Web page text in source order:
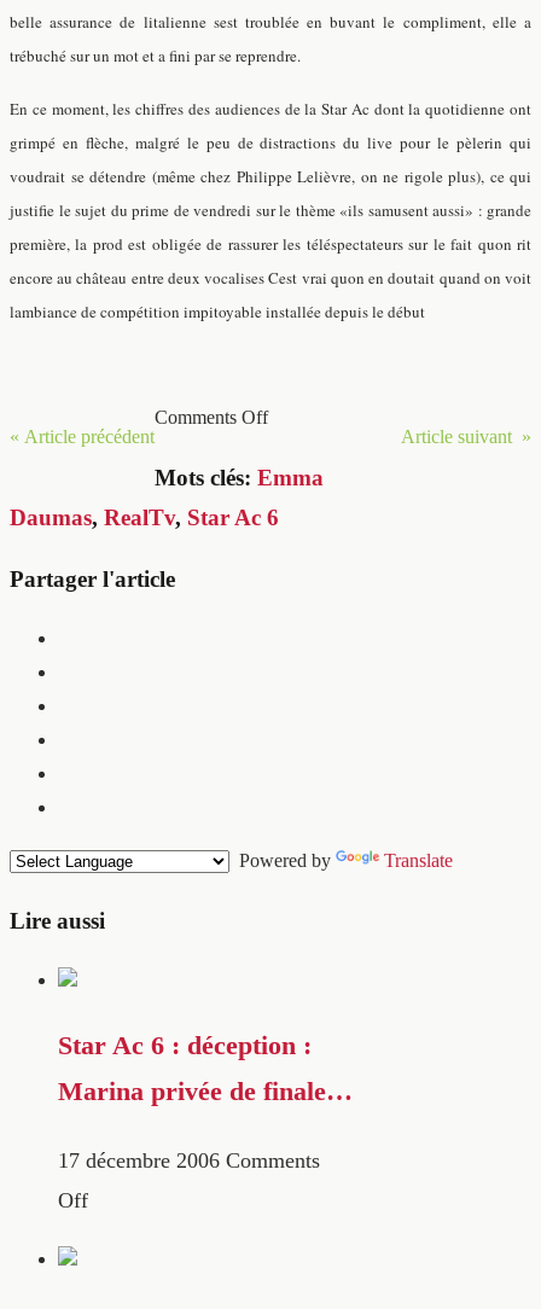
belle assurance de litalienne sest troublée en buvant le compliment, elle a
trébuché sur un mot et a fini par se reprendre.
En ce moment, les chiffres des audiences de la Star Ac dont la quotidienne ont
grimpé en flèche, malgré le peu de distractions du live pour le pèlerin qui
voudrait se détendre (même chez Philippe Lelièvre, on ne rigole plus), ce qui
justifie le sujet du prime de vendredi sur le thème «ils samusent aussi» : grande
première, la prod est obligée de rassurer les téléspectateurs sur le fait quon rit
encore au château entre deux vocalises Cest vrai quon en doutait quand on voit
lambiance de compétition impitoyable installée depuis le début
« Article précédent Article suivant »
Comments Off
Mots clés: Emma
Daumas, RealTv, Star Ac 6
Partager l'article
Powered by Translate
Lire aussi
Star Ac 6 : déception :
Marina privée de finale…
17 décembre 2006 Comments
Off